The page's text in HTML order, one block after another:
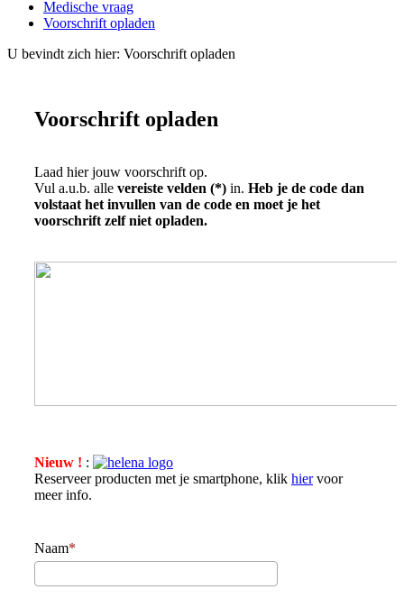
Medische vraag
Voorschrift opladen
U bevindt zich hier: Voorschrift opladen
Voorschrift opladen
Laad hier jouw voorschrift op.
Vul a.u.b. alle vereiste velden (*) in. Heb je de code dan
volstaat het invullen van de code en moet je het
voorschrift zelf niet opladen.
Nieuw ! :
Reserveer producten met je smartphone, klik hiervoor
meer info.
Naam